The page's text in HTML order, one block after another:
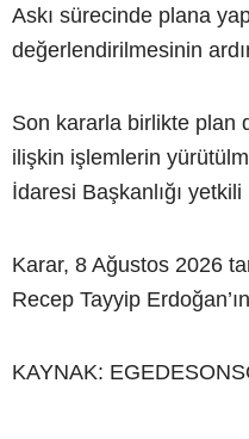
Askı sürecinde plana
değerlendirilmesinin
Son kararla birlikte plan
ilişkin işlemlerin
İdaresi Başkanlığı yetkili
Karar, 8 Ağustos 2026
Recep Tayyip
KAYNAK: